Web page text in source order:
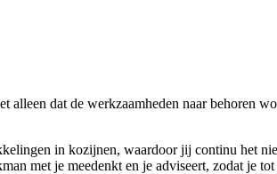
dat de werkzaamheden naar behoren
in kozijnen, waardoor jij continu het
met je meedenkt en je adviseert, zodat je